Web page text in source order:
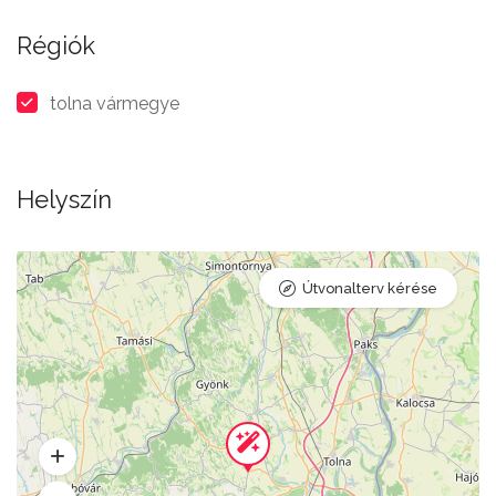
Régiók
tolna vármegye
Helyszín
Útvonalterv kérése